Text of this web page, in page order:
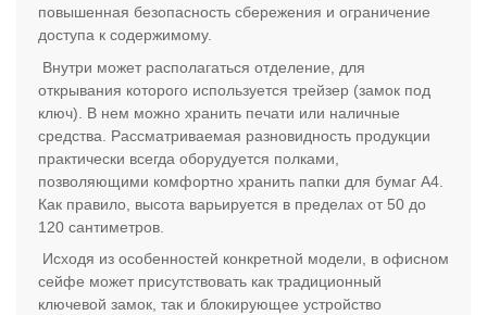
повышенная безопасность сбережения и ограничение
доступа к содержимому.
Внутри может располагаться отделение, для
открывания которого используется трейзер (замок под
ключ). В нем можно хранить печати или наличные
средства. Рассматриваемая разновидность продукции
практически всегда оборудуется полками,
позволяющими комфортно хранить папки для бумаг А4.
Как правило, высота варьируется в пределах от 50 до
120 сантиметров.
Исходя из особенностей конкретной модели, в офисном
сейфе может присутствовать как традиционный
ключевой замок, так и блокирующее устройство